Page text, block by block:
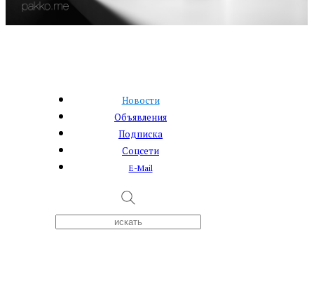
Новости
Объявления
Подписка
Соцсети
E-Mail